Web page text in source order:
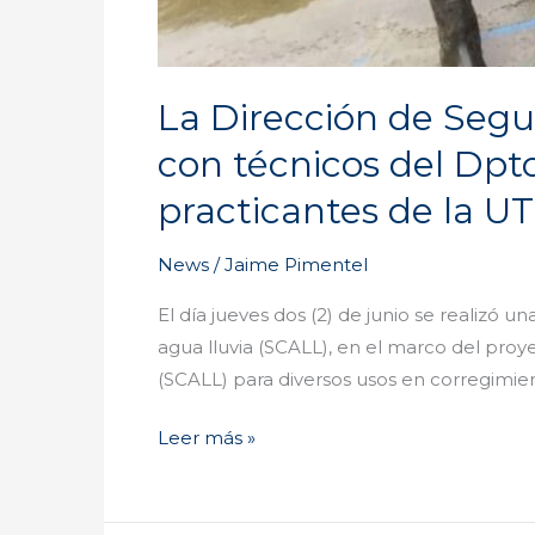
La Dirección de
con técnicos del
practicantes de la
News /Jaime Pimentel
El día jueves dos (2) de junio se realizó
agua lluvia (SCALL), en el marco del
(SCALL) para diversos usos en
Leer más »